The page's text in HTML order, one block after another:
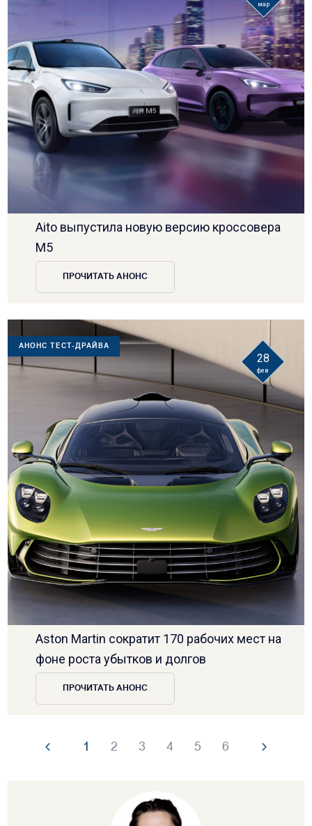
мар
Aito выпустила новую версию кроссовера
M5
ПРОЧИТАТЬ АНОНС
АНОНС ТЕСТ-ДРАЙВА
28
фев
Aston Martin сократит 170 рабочих мест на
фоне роста убытков и долгов
ПРОЧИТАТЬ АНОНС
1 2 3 4 5 6